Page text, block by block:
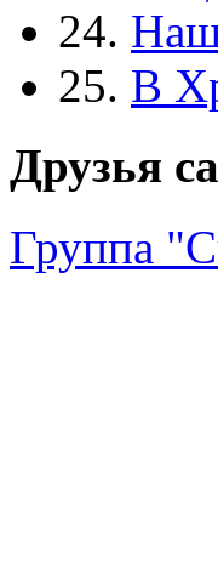
24.
25. В
Друзья
Группа